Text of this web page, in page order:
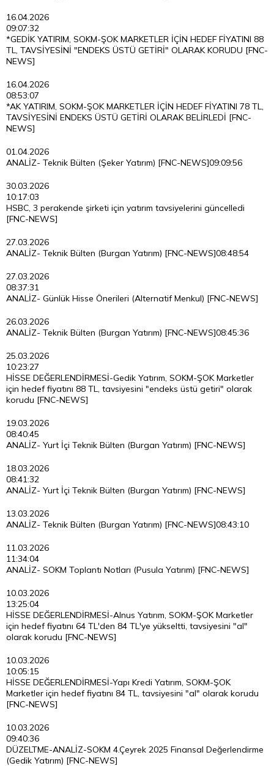
16.04.2026
09:07:32
*GEDİK YATIRIM, SOKM-ŞOK MARKETLER İÇİN HEDEF FİYATINI 88
TL, TAVSİYESİNİ "ENDEKS ÜSTÜ GETİRİ" OLARAK KORUDU [FNC-
NEWS]
16.04.2026
08:53:07
*AK YATIRIM, SOKM-ŞOK MARKETLER İÇİN HEDEF FİYATINI 78 TL,
TAVSİYESİNİ ENDEKS ÜSTÜ GETİRİ OLARAK BELİRLEDİ [FNC-
NEWS]
01.04.2026
09:09:56
ANALİZ- Teknik Bülten (Şeker Yatırım) [FNC-NEWS]
30.03.2026
10:17:03
HSBC, 3 perakende şirketi için yatırım tavsiyelerini güncelledi
[FNC-NEWS]
27.03.2026
08:48:54
ANALİZ- Teknik Bülten (Burgan Yatırım) [FNC-NEWS]
27.03.2026
08:37:31
ANALİZ- Günlük Hisse Önerileri (Alternatif Menkul) [FNC-NEWS]
26.03.2026
08:45:36
ANALİZ- Teknik Bülten (Burgan Yatırım) [FNC-NEWS]
25.03.2026
10:23:27
HİSSE DEĞERLENDİRMESİ-Gedik Yatırım, SOKM-ŞOK Marketler
için hedef fiyatını 88 TL, tavsiyesini "endeks üstü getiri" olarak
korudu [FNC-NEWS]
19.03.2026
08:40:45
ANALİZ- Yurt İçi Teknik Bülten (Burgan Yatırım) [FNC-NEWS]
18.03.2026
08:41:32
ANALİZ- Yurt İçi Teknik Bülten (Burgan Yatırım) [FNC-NEWS]
13.03.2026
08:43:10
ANALİZ- Teknik Bülten (Burgan Yatırım) [FNC-NEWS]
11.03.2026
11:34:04
ANALİZ- SOKM Toplantı Notları (Pusula Yatırım) [FNC-NEWS]
10.03.2026
13:25:04
HİSSE DEĞERLENDİRMESİ-Alnus Yatırım, SOKM-ŞOK Marketler
için hedef fiyatını 64 TL'den 84 TL'ye yükseltti, tavsiyesini "al"
olarak korudu [FNC-NEWS]
10.03.2026
10:05:15
HİSSE DEĞERLENDİRMESİ-Yapı Kredi Yatırım, SOKM-ŞOK
Marketler için hedef fiyatını 84 TL, tavsiyesini "al" olarak korudu
[FNC-NEWS]
10.03.2026
09:40:36
DÜZELTME-ANALİZ-SOKM 4.Çeyrek 2025 Finansal Değerlendirme
(Gedik Yatırım) [FNC-NEWS]